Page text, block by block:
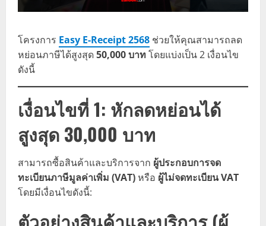
โครงการ Easy E-Receipt 2568 ช่วยให้คุณสามารถลด
หย่อนภาษีได้สูงสุด50,000 บาทโดยแบ่งเป็น 2 เงื่อนไข
ดังนี้
เงื่อนไขที่ 1: หักลดหย่อนได้
สูงสุด 30,000 บาท
สามารถซื้อสินค้าและบริการจาก ผู้ประกอบการจด
ทะเบียนภาษีมูลค่าเพิ่ม (VAT)หรือ ผู้ไม่จดทะเบียน VAT
โดยมีเงื่อนไขดังนี้: